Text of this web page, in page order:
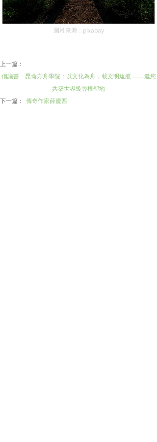
圖片來源：pixabay
上一篇：
倡議書 昆侖方舟學院：以文化為舟，載文明遠航 ——邀您
共築世界級尋根聖地
下一篇：
傳奇作家薛慶西